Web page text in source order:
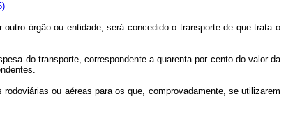
órgão ou entidade, será concedido o transporte de que trata o
do transporte, correspondente a quarenta por cento do valor da
ou aéreas para os que, comprovadamente, se utilizarem